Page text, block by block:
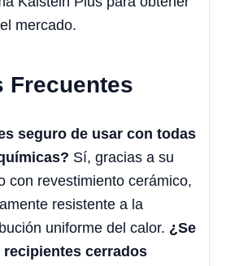
mercado.
Frecuentes
seguro de usar con todas
Sí, gracias a su
con revestimiento cerámico,
resistente a la
uniforme del calor. ¿Se
recipientes cerrados